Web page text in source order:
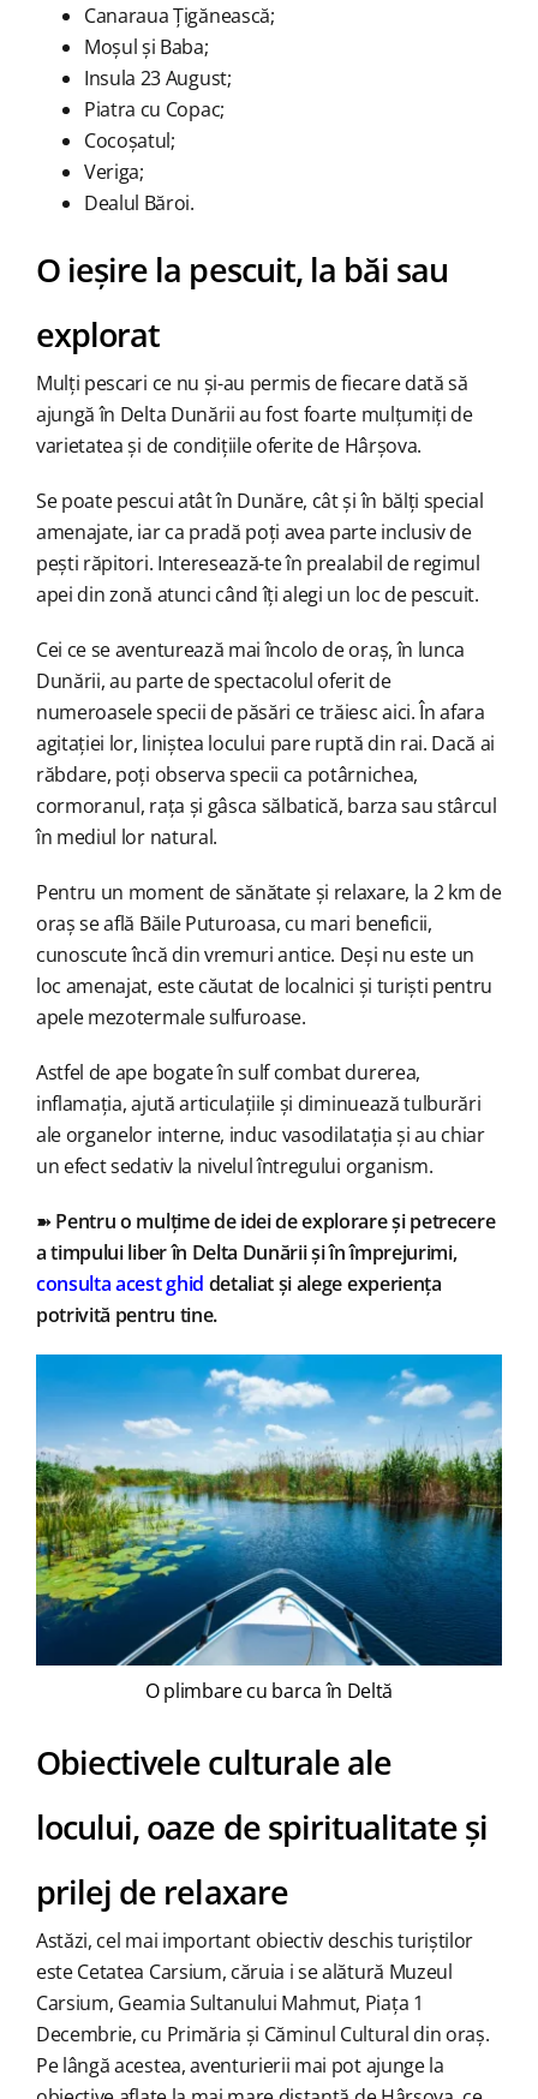
Canaraua Țigănească;
Moșul și Baba;
Insula 23 August;
Piatra cu Copac;
Cocoșatul;
Veriga;
Dealul Băroi.
O ieșire la pescuit, la băi sau
explorat
Mulți pescari ce nu și-au permis de fiecare dată să
ajungă în Delta Dunării au fost foarte mulțumiți de
varietatea și de condițiile oferite de Hârșova.
Se poate pescui atât în Dunăre, cât și în bălți special
amenajate, iar ca pradă poți avea parte inclusiv de
pești răpitori. Interesează-te în prealabil de regimul
apei din zonă atunci când îți alegi un loc de pescuit.
Cei ce se aventurează mai încolo de oraș, în lunca
Dunării, au parte de spectacolul oferit de
numeroasele specii de păsări ce trăiesc aici. În afara
agitației lor, liniștea locului pare ruptă din rai. Dacă ai
răbdare, poți observa specii ca potârnichea,
cormoranul, rața și gâsca sălbatică, barza sau stârcul
în mediul lor natural.
Pentru un moment de sănătate și relaxare, la 2 km de
oraș se află Băile Puturoasa, cu mari beneficii,
cunoscute încă din vremuri antice. Deși nu este un
loc amenajat, este căutat de localnici și turiști pentru
apele mezotermale sulfuroase.
Astfel de ape bogate în sulf combat durerea,
inflamația, ajută articulațiile și diminuează tulburări
ale organelor interne, induc vasodilatația și au chiar
un efect sedativ la nivelul întregului organism.
➽Pentru o mulțime de idei de explorare și petrecere
a timpului liber în Delta Dunării și în împrejurimi,
consulta acest ghid detaliat și alege experiența
potrivită pentru tine.
O plimbare cu barca în Deltă
Obiectivele culturale ale
locului, oaze de spiritualitate și
prilej de relaxare
Astăzi, cel mai important obiectiv deschis turiștilor
este Cetatea Carsium, căruia i se alătură Muzeul
Carsium, Geamia Sultanului Mahmut, Piața 1
Decembrie, cu Primăria și Căminul Cultural din oraș.
Pe lângă acestea, aventurierii mai pot ajunge la